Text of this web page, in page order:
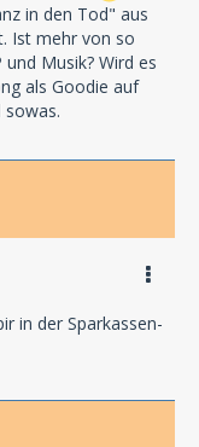
in den Tod" aus
Ist mehr von so
Musik? Wird es
als Goodie auf
sowas.
in der Sparkassen-